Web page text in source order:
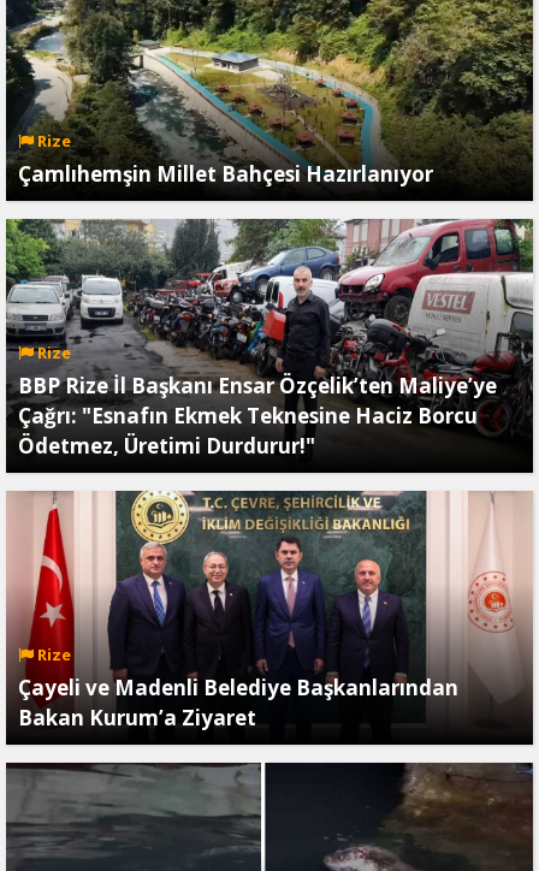
Rize
Çamlıhemşin Millet Bahçesi Hazırlanıyor
Rize
BBP Rize İl Başkanı Ensar Özçelik’ten Maliye’ye
Çağrı: "Esnafın Ekmek Teknesine Haciz Borcu
Ödetmez, Üretimi Durdurur!"
Rize
Çayeli ve Madenli Belediye Başkanlarından
Bakan Kurum’a Ziyaret